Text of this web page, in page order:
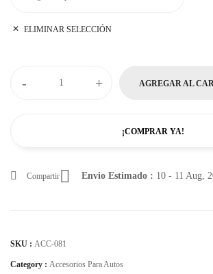
ELIMINAR SELECCIÓN
- + AGREGAR AL
¡COMPRAR YA!
Compartir Envio Estimado : 10 - 11 Aug,
SKU : ACC-081
Category : Accesorios Para Autos